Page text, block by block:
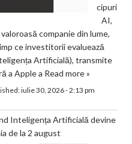
cipuri
AI,
companie din lume,
ce investitorii evaluează
Artificială), transmite
a Apple a Read more »
iulie 30, 2026 - 2:13 pm
Inteligența Artificială devine
de la 2 august